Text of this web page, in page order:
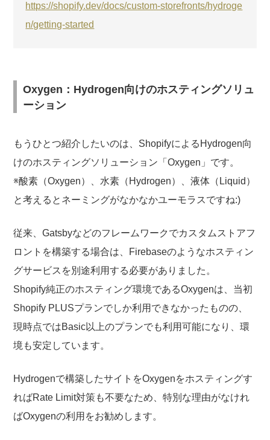
https://shopify.dev/docs/custom-storefronts/hydroge
n/getting-started
Oxygen：Hydrogen向けのホスティングソリュ
ーション
もうひとつ紹介したいのは、ShopifyによるHydrogen向
けのホスティングソリューション「Oxygen」です。
※酸素（Oxygen）、水素（Hydrogen）、液体（Liquid）
と考えるとネーミングがなかなかユーモラスですね:)
従来、Gatsbyなどのフレームワークでカスタムストアフ
ロントを構築する場合は、Firebaseのようなホスティン
グサービスを別途利用する必要がありました。
Shopify純正のホスティング環境であるOxygenは、当初
Shopify PLUSプランでしか利用できなかったものの、
現時点ではBasic以上のプランでも利用可能になり、環
境も安定しています。
Hydrogenで構築したサイトをOxygenをホスティングす
ればRate Limit対策も不要なため、特別な理由がなけれ
ばOxygenの利用をお勧めします。